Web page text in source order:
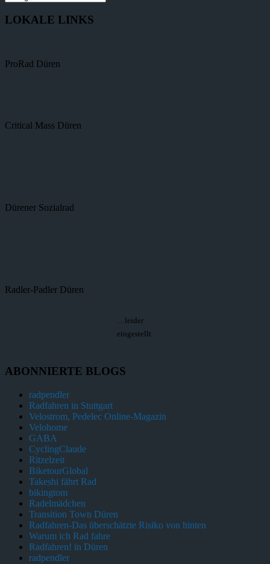
LOKALE LINKS
ProRad Düren
Critical Mass Düren
Dürener Sozialrad
Radler-Padler Düren
…leider
eingestellt.
ABONNIERTE BLOGS
radpendler
Radfahren in Stuttgart
Velostrom, Pedelec Online-Magazin
Velohome
GABA
CyclingClaude
Ritzelzeit
BiketourGlobal
Takeshi fährt Rad
bikingtom
Radelmädchen
Transition Town Düren
Radfahren-Das überschätzte Risiko von hinten
Warum ich Rad fahre
Radfahren! in Düren
radpendler